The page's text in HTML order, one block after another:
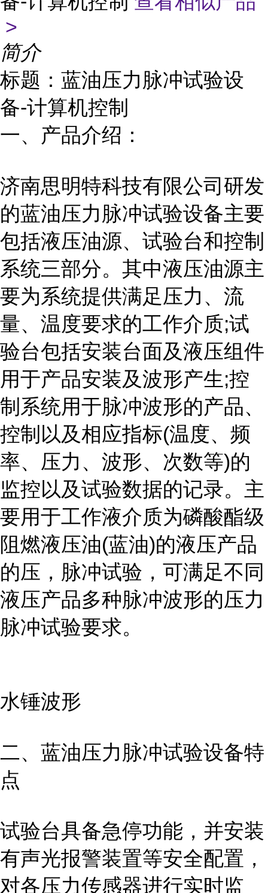
>
简介
标题：蓝油压力脉冲试验设
备-计算机控制
一、产品介绍：
济南思明特科技有限公司研发
的蓝油压力脉冲试验设备主要
包括液压油源、试验台和控制
系统三部分。其中液压油源主
要为系统提供满足压力、流
量、温度要求的工作介质;试
验台包括安装台面及液压组件
用于产品安装及波形产生;控
制系统用于脉冲波形的产品、
控制以及相应指标(温度、频
率、压力、波形、次数等)的
监控以及试验数据的记录。主
要用于工作液介质为磷酸酯级
阻燃液压油(蓝油)的液压产品
的压，脉冲试验，可满足不同
液压产品多种脉冲波形的压力
脉冲试验要求。
水锤波形
二、蓝油压力脉冲试验设备特
点
试验台具备急停功能，并安装
有声光报警装置等安全配置，
对各压力传感器进行实时监